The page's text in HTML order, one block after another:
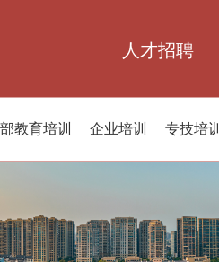
人才招聘
教育培训 企业培训 专技培训